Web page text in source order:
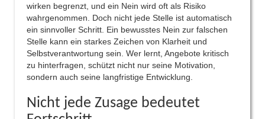
wirken begrenzt, und ein Nein wird oft als Risiko
wahrgenommen. Doch nicht jede Stelle ist automatisch
ein sinnvoller Schritt. Ein bewusstes Nein zur falschen
Stelle kann ein starkes Zeichen von Klarheit und
Selbstverantwortung sein. Wer lernt, Angebote kritisch
zu hinterfragen, schützt nicht nur seine Motivation,
sondern auch seine langfristige Entwicklung.
Nicht jede Zusage bedeutet